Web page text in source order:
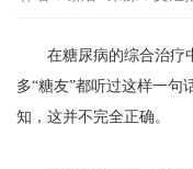
在糖尿病的综合治疗中
多“糖友”都听过这样一句
知，这并不完全正确。